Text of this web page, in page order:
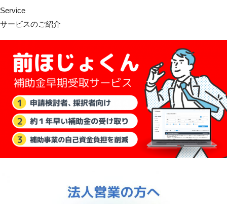
Service
サービスのご紹介